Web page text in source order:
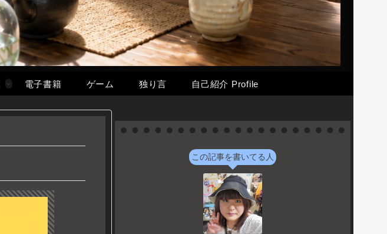
電子書籍 ゲーム 独り言 自己紹介 Profile
この記事を書いてる人